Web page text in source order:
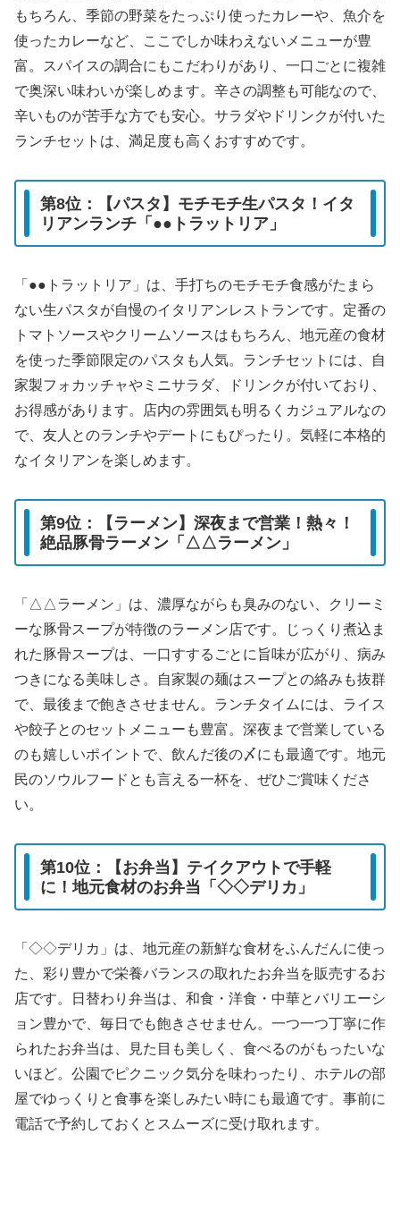
もちろん、季節の野菜をたっぷり使ったカレーや、魚介を
使ったカレーなど、ここでしか味わえないメニューが豊
富。スパイスの調合にもこだわりがあり、一口ごとに複雑
で奥深い味わいが楽しめます。辛さの調整も可能なので、
辛いものが苦手な方でも安心。サラダやドリンクが付いた
ランチセットは、満足度も高くおすすめです。
第8位：【パスタ】モチモチ生パスタ！イタ
リアンランチ「●●トラットリア」
「●●トラットリア」は、手打ちのモチモチ食感がたまら
ない生パスタが自慢のイタリアンレストランです。定番の
トマトソースやクリームソースはもちろん、地元産の食材
を使った季節限定のパスタも人気。ランチセットには、自
家製フォカッチャやミニサラダ、ドリンクが付いており、
お得感があります。店内の雰囲気も明るくカジュアルなの
で、友人とのランチやデートにもぴったり。気軽に本格的
なイタリアンを楽しめます。
第9位：【ラーメン】深夜まで営業！熱々！
絶品豚骨ラーメン「△△ラーメン」
「△△ラーメン」は、濃厚ながらも臭みのない、クリーミ
ーな豚骨スープが特徴のラーメン店です。じっくり煮込ま
れた豚骨スープは、一口すするごとに旨味が広がり、病み
つきになる美味しさ。自家製の麺はスープとの絡みも抜群
で、最後まで飽きさせません。ランチタイムには、ライス
や餃子とのセットメニューも豊富。深夜まで営業している
のも嬉しいポイントで、飲んだ後の〆にも最適です。地元
民のソウルフードとも言える一杯を、ぜひご賞味くださ
い。
第10位：【お弁当】テイクアウトで手軽
に！地元食材のお弁当「◇◇デリカ」
「◇◇デリカ」は、地元産の新鮮な食材をふんだんに使っ
た、彩り豊かで栄養バランスの取れたお弁当を販売するお
店です。日替わり弁当は、和食・洋食・中華とバリエーシ
ョン豊かで、毎日でも飽きさせません。一つ一つ丁寧に作
られたお弁当は、見た目も美しく、食べるのがもったいな
いほど。公園でピクニック気分を味わったり、ホテルの部
屋でゆっくりと食事を楽しみたい時にも最適です。事前に
電話で予約しておくとスムーズに受け取れます。